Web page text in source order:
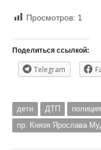
Просмотров: 1
Поделиться ссылкой:
Telegram
дети ДТП полиция
пр. Князя Ярослава